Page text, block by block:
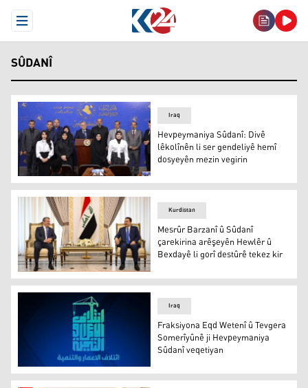
Open Menu
SÛDANÎ
Hevpeymaniya Sûdanî: Divê lêkolînên li ser gendeliyê
Iraq
Hevpeymaniya Sûdanî: Divê
lêkolînên li ser gendeliyê hemî
dosyeyên mezin vegirin
Mesrûr Barzanî û Mihemed Şiya Sûdanî
Kurdistan
Mesrûr Barzanî û Sûdanî
çarekirina arêşeyên Hewlêr û
Bexdayê li gorî destûrê tekez kir
Fraksiyona Eqd Wetenî û Tevgera Somerîyûnê ji
Iraq
Fraksiyona Eqd Wetenî û Tevgera
Somerîyûnê ji Hevpeymaniya
Sûdanî veqetiyan